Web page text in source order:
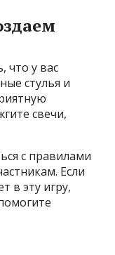
что у вас
стулья и
свечи,
с правилами
Если
в эту игру,